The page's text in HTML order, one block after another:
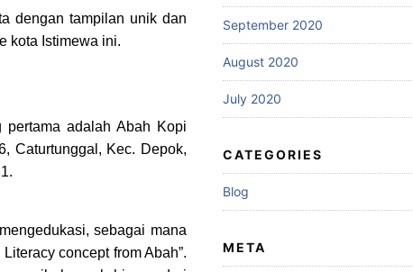
dengan tampilan unik dan
kota Istimewa ini.
adalah Abah Kopi
Caturtunggal, Kec. Depok,
sebagai mana
concept from Abah”.
September 2020
August 2020
July 2020
CATEGORIES
Blog
META